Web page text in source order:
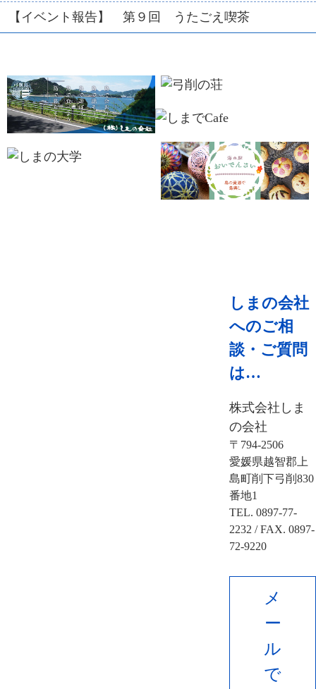
【イベント報告】 第９回 うたごえ喫茶
しまの会社
へのご相
談・ご質問
は…
株式会社しま
の会社
〒794-2506
愛媛県越智郡上
島町削下弓削830
番地1
TEL. 0897-77-
2232 / FAX. 0897-
72-9220
メ
ー
ル
で